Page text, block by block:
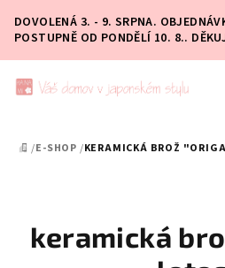
obsah
DOVOLENÁ 3. - 9. SRPNA.
POSTUPNĚ OD PONDĚLÍ 10. 8..
DOMŮ
/E-SHOP /KERAMICKÁ BROŽ
keramická